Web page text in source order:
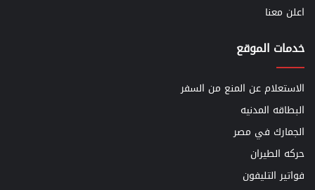
اعلن معنا
خدمات الموقع
الاستعلام عن المنع من السفر
البطاقه المدنيه
الجمارك في مصر
حركه الطيران
فواتير التليفون